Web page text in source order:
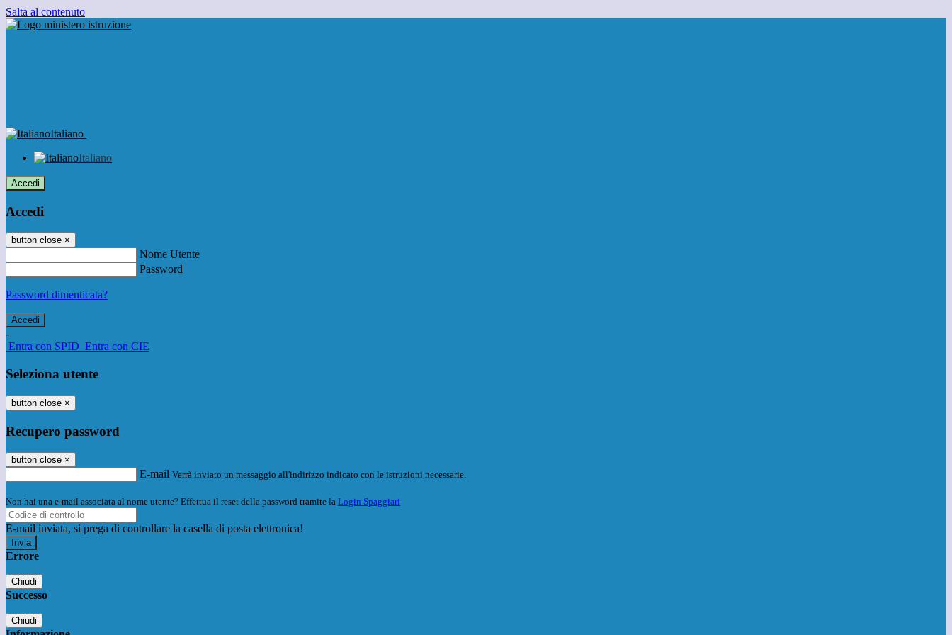
Salta al contenuto
Italiano
Italiano
Accedi
Accedi
button close ×
Nome Utente
Password
Password dimenticata?
-
Entra con SPID Entra con CIE
Seleziona utente
button close ×
Recupero password
button close ×
E-mail Verrà inviato un messaggio all'indirizzo indicato con le istruzioni necessarie.
Non hai una e-mail associata al nome utente? Effettua il reset della password tramite la Login Spaggiari
E-mail inviata, si prega di controllare la casella di posta elettronica!
Errore
Chiudi
Successo
Chiudi